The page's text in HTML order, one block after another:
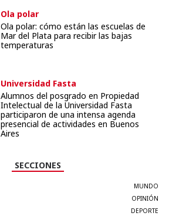
Ola polar
Ola polar: cómo están las escuelas de
Mar del Plata para recibir las bajas
temperaturas
Universidad Fasta
Alumnos del posgrado en Propiedad
Intelectual de la Universidad Fasta
participaron de una intensa agenda
presencial de actividades en Buenos
Aires
SECCIONES
MUNDO
OPINIÓN
DEPORTE